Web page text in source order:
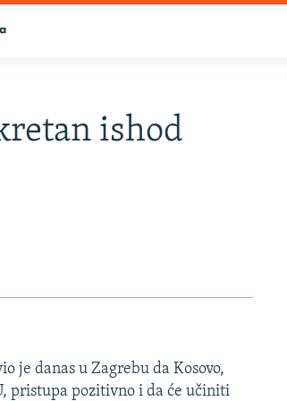
ishod
je danas u Zagrebu da Kosovo,
pristupa pozitivno i da će učiniti